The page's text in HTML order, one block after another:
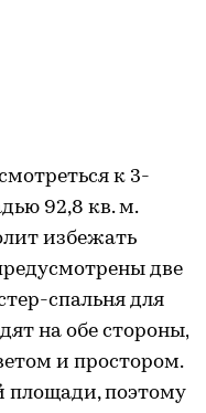
к 3-
92,8 кв. м.
избежать
две
спальня для
на обе стороны,
и простором.
площади, поэтому